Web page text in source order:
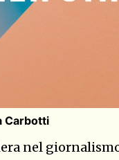
Carbotti
nel